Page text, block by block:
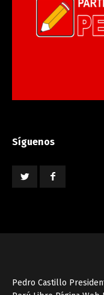
Síguenos
Pedro Castillo